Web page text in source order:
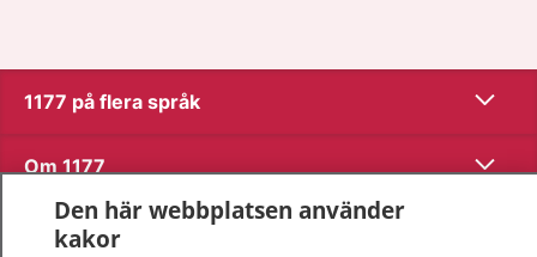
1177 på flera språk Visa
Om 1177 Visa
Kontakt
Den här webbplatsen använder
kakor